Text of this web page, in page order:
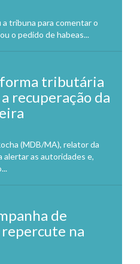
tribuna para comentar o
o pedido de habeas...
tributária
recuperação da
(MDB/MA), relator da
alertar as autoridades e,
de
repercute na